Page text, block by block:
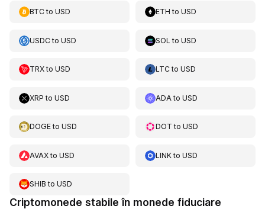
BTCto USD ETH toUSD
USDCto USD SOL toUSD
TRXto USD LTCtoUSD
XRP to USD ADA toUSD
DOGEto USD DOT toUSD
AVAXto USD LINKtoUSD
SHIB to USD
Criptomonede stabile în monede fiduciare